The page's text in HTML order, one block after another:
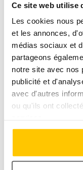
Ce site web utilise
Les cookies nous
et les annonces,
médias sociaux et
partageons
notre site avec nos
publicité et
avec d'autres
ou qu'ils ont